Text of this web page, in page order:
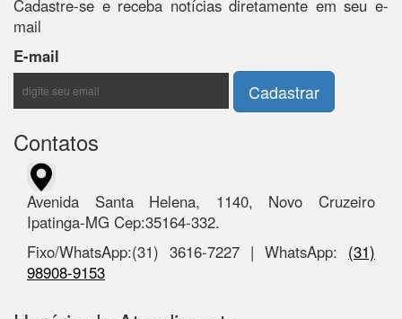
Cadastre-se e receba notícias diretamente em seu e-
mail
E-mail
Contatos
Avenida Santa Helena, 1140, Novo Cruzeiro
Ipatinga-MG Cep:35164-332.
Fixo/WhatsApp:(31) 3616-7227 | WhatsApp: (31)
98908-9153